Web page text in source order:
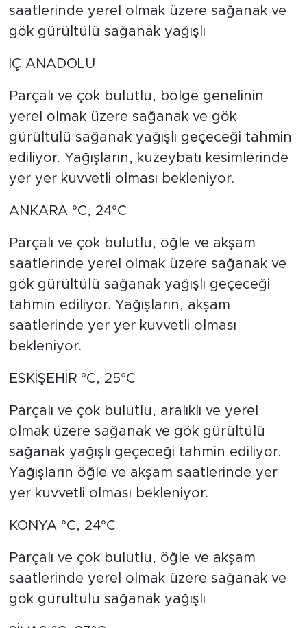
saatlerinde yerel olmak üzere sağanak ve
gök gürültülü sağanak yağışlı
İÇ ANADOLU
Parçalı ve çok bulutlu, bölge genelinin
yerel olmak üzere sağanak ve gök
gürültülü sağanak yağışlı geçeceği tahmin
ediliyor. Yağışların, kuzeybatı kesimlerinde
yer yer kuvvetli olması bekleniyor.
ANKARA °C, 24°C
Parçalı ve çok bulutlu, öğle ve akşam
saatlerinde yerel olmak üzere sağanak ve
gök gürültülü sağanak yağışlı geçeceği
tahmin ediliyor. Yağışların, akşam
saatlerinde yer yer kuvvetli olması
bekleniyor.
ESKİŞEHİR °C, 25°C
Parçalı ve çok bulutlu, aralıklı ve yerel
olmak üzere sağanak ve gök gürültülü
sağanak yağışlı geçeceği tahmin ediliyor.
Yağışların öğle ve akşam saatlerinde yer
yer kuvvetli olması bekleniyor.
KONYA °C, 24°C
Parçalı ve çok bulutlu, öğle ve akşam
saatlerinde yerel olmak üzere sağanak ve
gök gürültülü sağanak yağışlı